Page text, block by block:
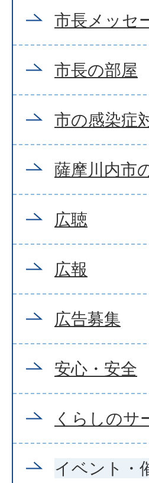
市長メッセ
市長の部屋
市の感染症
薩摩川内市
広聴
広報
広告募集
安心・安全
くらしのサ
イベント・